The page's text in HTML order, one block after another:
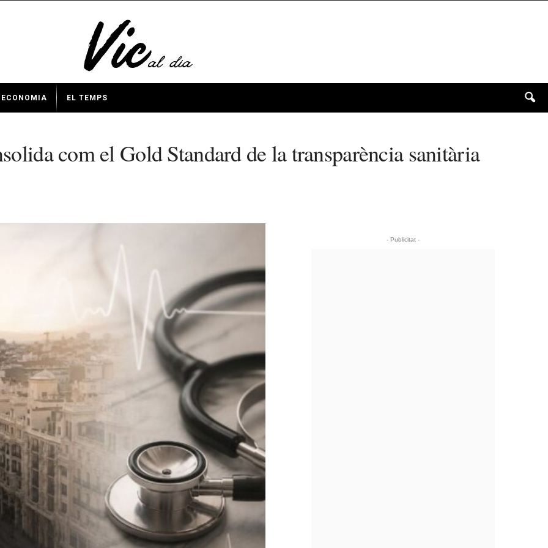
ECONOMIA EL TEMPS
com el Gold Standard de la transparència sanitària
- Publicitat -